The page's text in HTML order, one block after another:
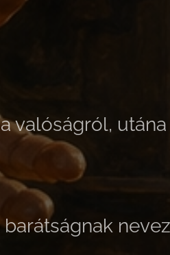
valóságról,